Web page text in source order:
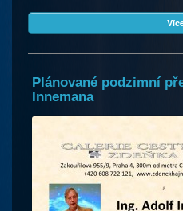
Plánované podzimní
Innemana